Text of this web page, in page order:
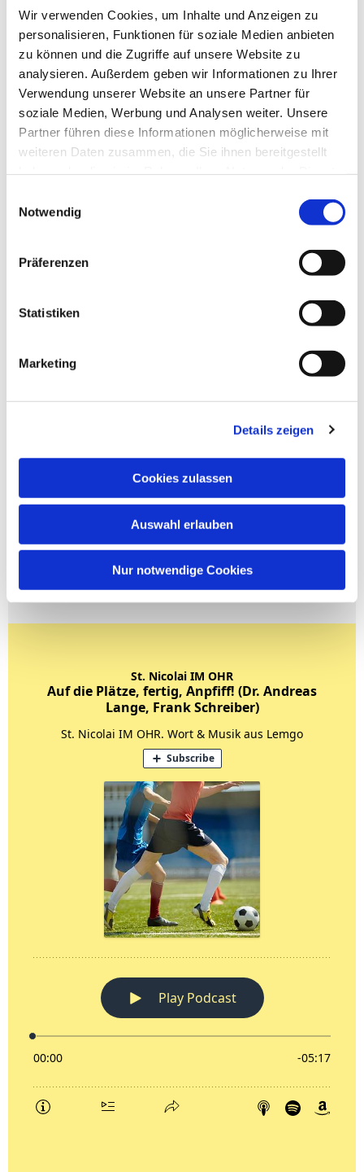
Wir verwenden Cookies, um Inhalte und Anzeigen zu
personalisieren, Funktionen für soziale Medien anbieten
zu können und die Zugriffe auf unsere Website zu
analysieren. Außerdem geben wir Informationen zu Ihrer
Verwendung unserer Website an unsere Partner für
soziale Medien, Werbung und Analysen weiter. Unsere
Partner führen diese Informationen möglicherweise mit
weiteren Daten zusammen, die Sie ihnen bereitgestellt
Notwendig
Präferenzen
Statistiken
Marketing
Details zeigen
Cookies zulassen
Auswahl erlauben
Nur notwendige Cookies
Kosten für die Kirchenmusik des Festtages
mittragen:
https://donate.churchdesk.com/...
Dies könnte Sie auch
interessieren